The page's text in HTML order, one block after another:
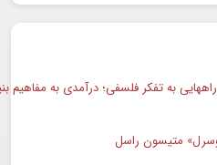
به تفکر فلسفی؛ درآمدی به مفاهیم
متیسون راسل